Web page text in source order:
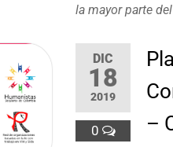
la mayor parte
DIC
18
2019
0
–